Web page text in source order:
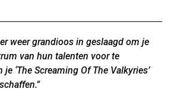
weer grandioos in geslaagd om je
van hun talenten voor te
‘The Screaming Of The Valkyries’